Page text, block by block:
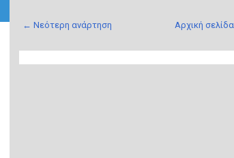
← Νεότερη ανάρτηση Αρχική σελίδα